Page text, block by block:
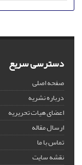
دسترسی سریع
صفحه اصلی
درباره نشریه
اعضای هیات تحریریه
ارسال مقاله
تماس با ما
نقشه سایت